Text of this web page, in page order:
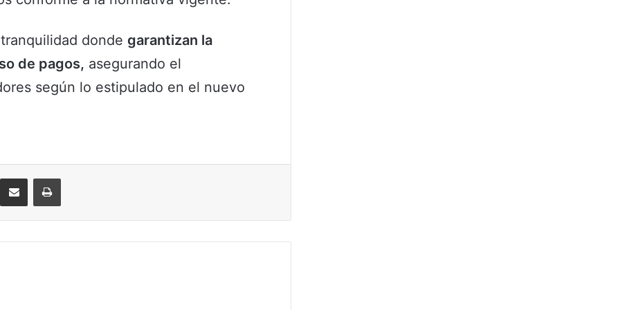
donde garantizan la
de pagos, asegurando el
según lo estipulado en el nuevo
Compartir por correo electrónicoImprimir